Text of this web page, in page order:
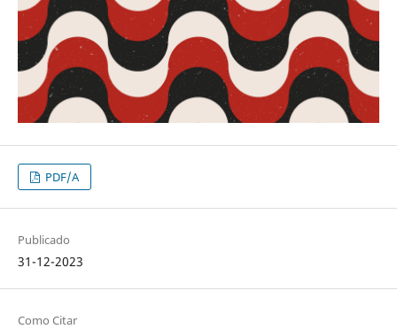
PDF/A
Publicado
31-12-2023
Como Citar